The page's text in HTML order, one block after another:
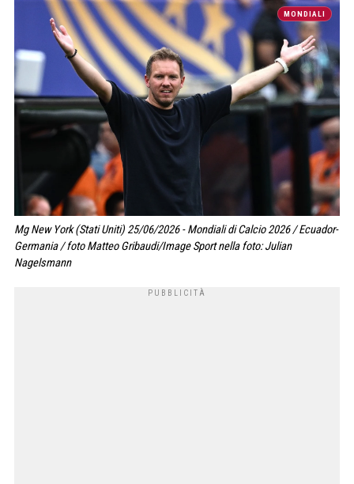
MONDIALI
Mg New York (Stati Uniti) 25/06/2026 - Mondiali di Calcio 2026 / Ecuador-
Germania / foto Matteo Gribaudi/Image Sport nella foto: Julian
Nagelsmann